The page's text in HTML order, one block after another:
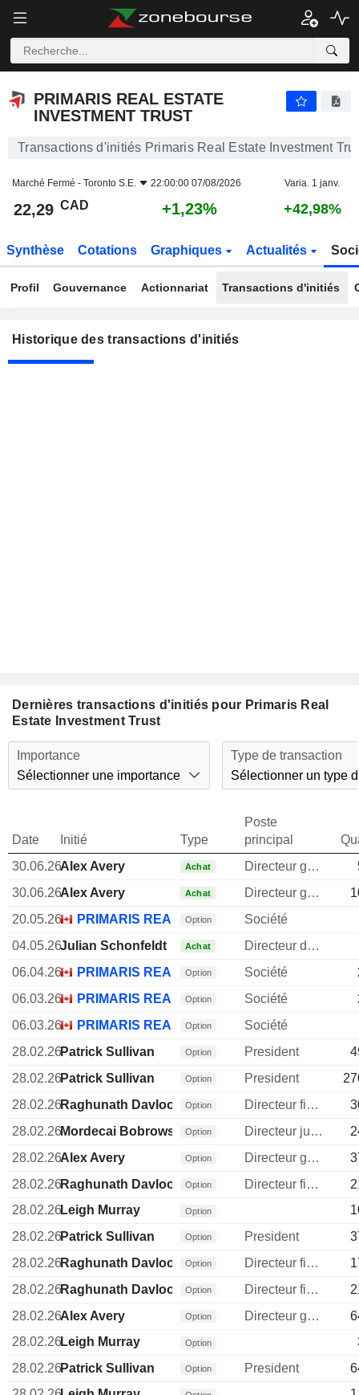
PRIMARIS REAL ESTATE INVESTMENT TRUST
PRIMARIS REAL ESTATE
INVESTMENT TRUST
Transactions d'initiés Primaris Real Estate Investment
Marché Fermé - Toronto S.E. 22:00:00 07/08/2026 Varia. 1 janv.
22,29 CAD +1,23% +42,98%
Synthèse Cotations Graphiques Actualités
Profil Gouvernance Actionnariat Transactions d'initiés
Historique des transactions d'initiés
Dernières transactions d'initiés pour Primaris Real
Estate Investment Trust
Importance
Sélectionner une importance
Type de transaction
Sélectionner un type
Date Initié Type
Poste
principal
30.06.26Alex Avery Achat Directeur general
30.06.26Alex Avery Achat Directeur general
20.05.26
PRIMARIS REAL ESTATE INVESTMENT
Option
Société
04.05.26Julian Schonfeldt Achat
Directeur des investissements
06.04.26
PRIMARIS REAL ESTATE INVESTMENT
Option Société
06.03.26
PRIMARIS REAL ESTATE INVESTMENT
Option Société
06.03.26
PRIMARIS REAL ESTATE INVESTMENT
Option
Société
28.02.26Patrick Sullivan Option President
28.02.26Patrick Sullivan Option President
28.02.26Raghunath Davloor Option Directeur financier
28.02.26Mordecai BobrowskyOption Directeur juridique
28.02.26Alex Avery Option Directeur general
28.02.26Raghunath Davloor Option Directeur financier
28.02.26Leigh Murray Option
28.02.26Patrick Sullivan Option President
28.02.26Raghunath Davloor Option Directeur financier
28.02.26Raghunath Davloor Option Directeur financier
28.02.26Alex Avery Option Directeur general
28.02.26Leigh Murray Option
28.02.26Patrick Sullivan Option President